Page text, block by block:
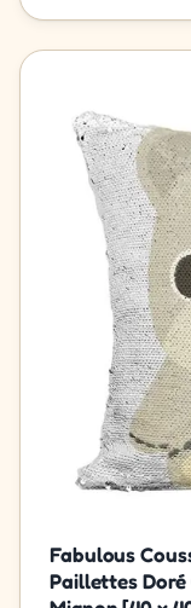
Fabulous
Paillettes Doré